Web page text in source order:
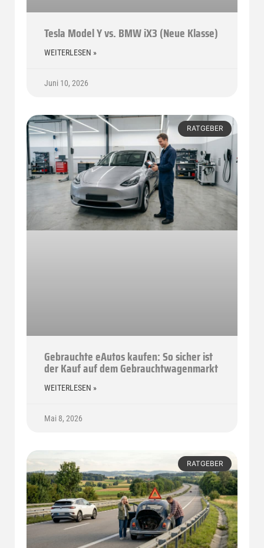
Tesla Model Y vs. BMW iX3 (Neue Klasse)
WEITERLESEN »
Juni 10, 2026
RATGEBER
Gebrauchte eAutos kaufen: So sicher ist
der Kauf auf dem Gebrauchtwagenmarkt
WEITERLESEN »
Mai 8, 2026
RATGEBER